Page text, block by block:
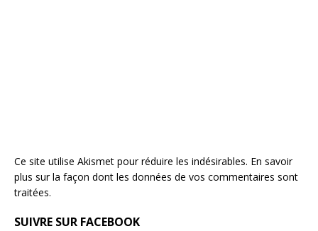
Ce site utilise Akismet pour réduire les indésirables. En savoir
plus sur la façon dont les données de vos commentaires sont
traitées.
SUIVRE SUR FACEBOOK